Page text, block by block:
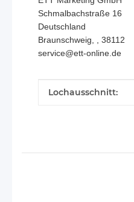
Schmalbachstraße 16
Deutschland
Braunschweig, , 38112
service@ett-online.de
Produkteigenschaft
Wert
Lochausschnitt: